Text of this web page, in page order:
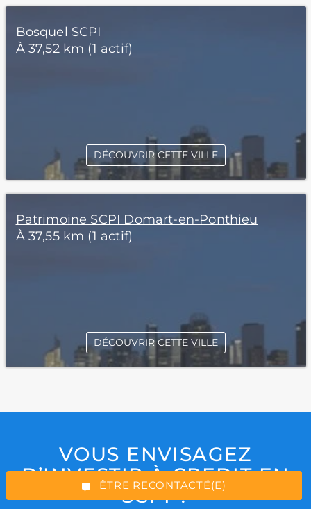
“Excellent”, 165 avis
ÊTRE RECONTACTÉ(E)
Bosquel SCPI
À 37,52 km (1 actif)
DÉCOUVRIR CETTE VILLE
Patrimoine SCPI Domart-en-Ponthieu
À 37,55 km (1 actif)
DÉCOUVRIR CETTE VILLE
VOUS ENVISAGEZ
D’INVESTIR À CREDIT EN
SCPI ?